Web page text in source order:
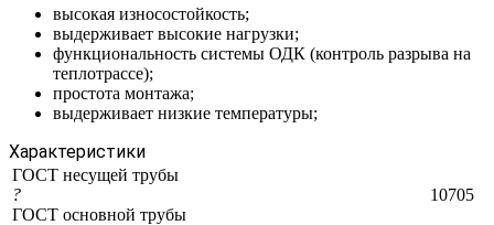
высокая износостойкость;
выдерживает высокие нагрузки;
функциональность системы ОДК (контроль разрыва на
теплотрассе);
простота монтажа;
выдерживает низкие температуры;
Характеристики
ГОСТ несущей трубы
?
ГОСТ основной трубы
10705